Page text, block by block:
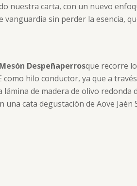
nuestra carta, con un nuevo
vanguardia sin perder la esencia,
Despeñaperrosque recorre
como hilo conductor, ya que a
lámina de madera de olivo
una cata degustación de Aove